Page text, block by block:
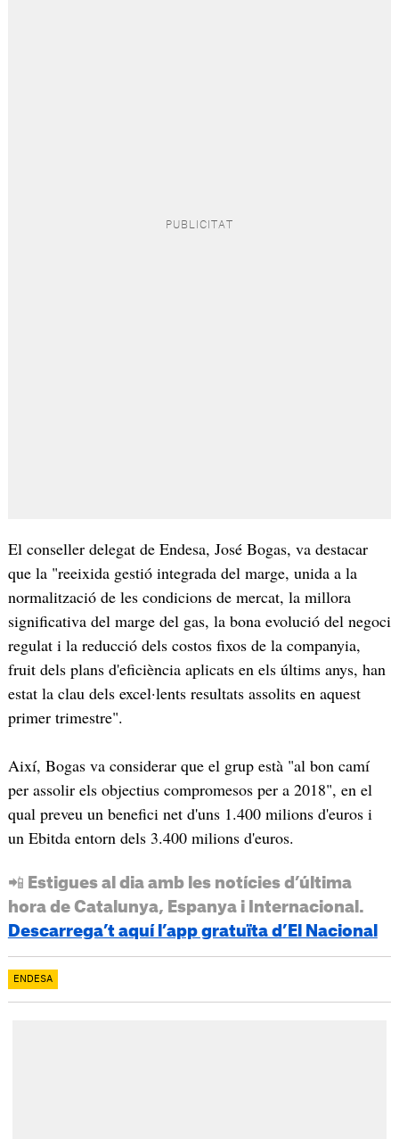
El conseller delegat de Endesa, José Bogas, va destacar
que la "reeixida gestió integrada del marge, unida a la
normalització de les condicions de mercat, la millora
significativa del marge del gas, la bona evolució del negoci
regulat i la reducció dels costos fixos de la companyia,
fruit dels plans d'eficiència aplicats en els últims anys, han
estat la clau dels excel·lents resultats assolits en aquest
primer trimestre".
Així, Bogas va considerar que el grup està "al bon camí
per assolir els objectius compromesos per a 2018", en el
qual preveu un benefici net d'uns 1.400 milions d'euros i
un Ebitda entorn dels 3.400 milions d'euros.
📲 Estigues al dia amb les notícies d’última
hora de Catalunya, Espanya i Internacional.
Descarrega’t aquí l’app gratuïta d’El Nacional
ENDESA